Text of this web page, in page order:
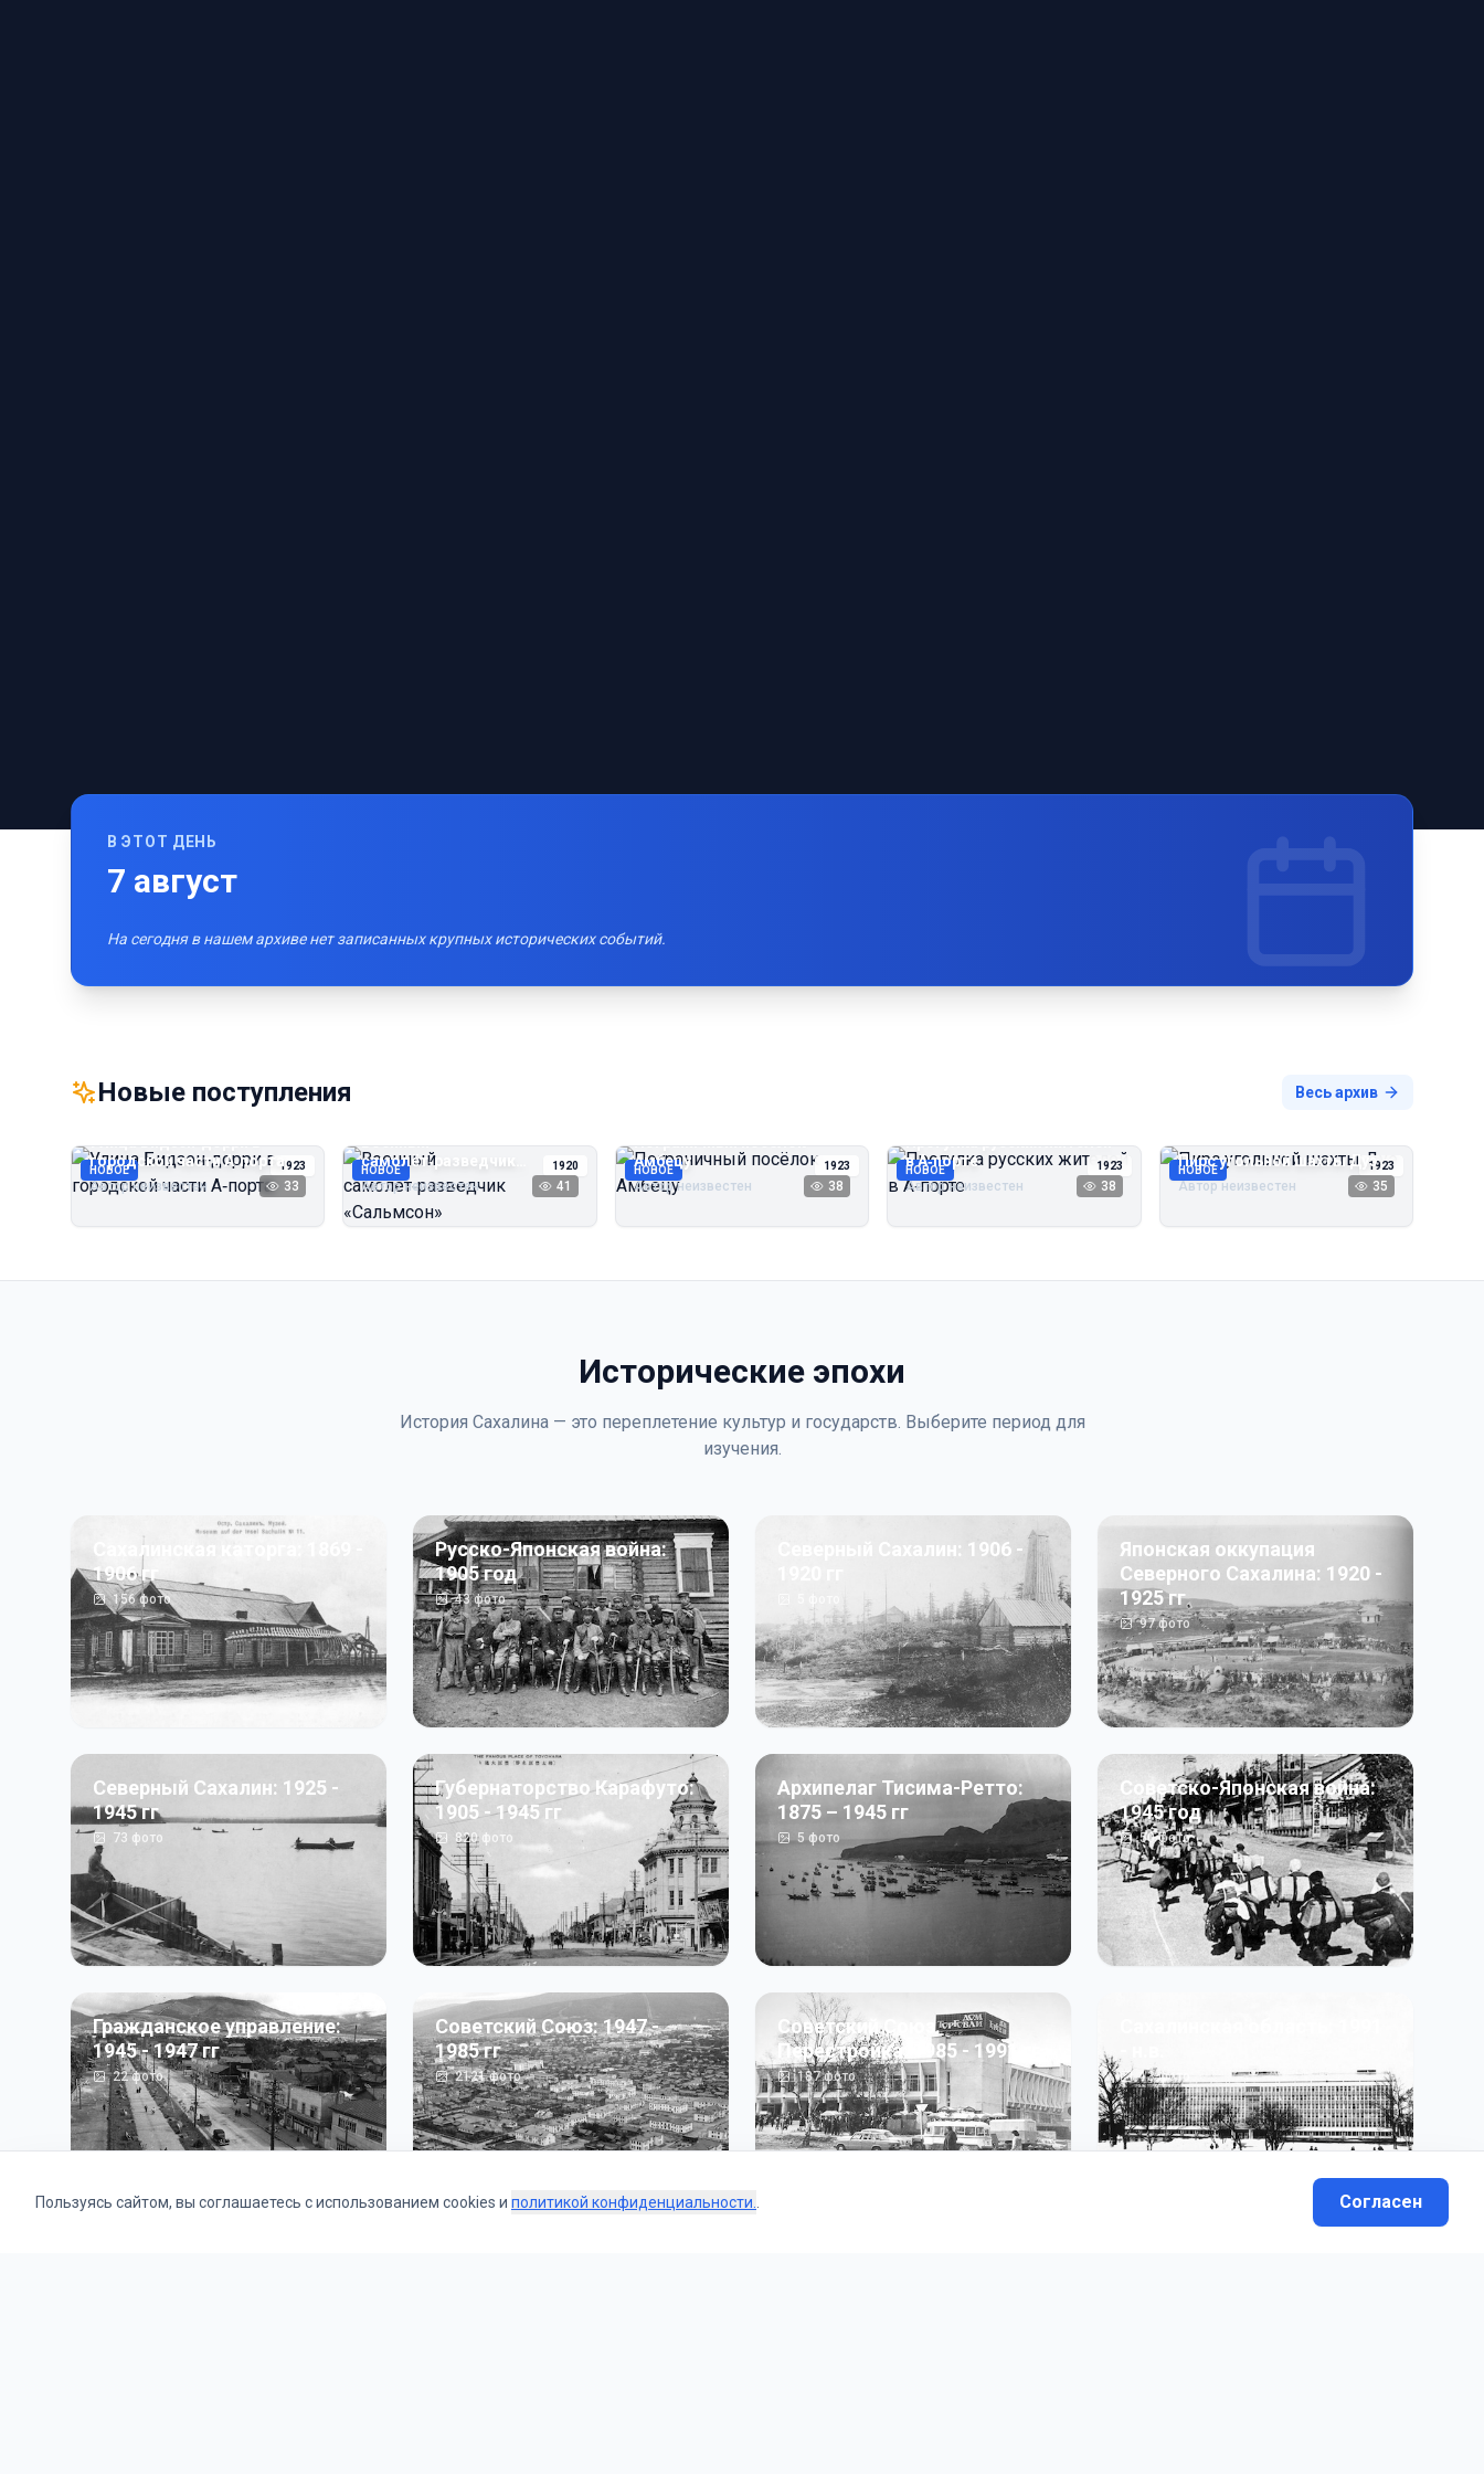
В ЭТОТ ДЕНЬ
7 август
На сегодня в нашем архиве нет записанных крупных исторических событий.
Новые поступления Весь архив
НОВОЕ 1923
Улица Бидзэн‑дорри в
городской части А‑порта
Автор неизвестен 33
НОВОЕ 1920
Военный
самолёт‑разведчик
«Сальмсон»
Автор неизвестен 41
НОВОЕ 1923
Пограничный посёлок
Амбецу
Автор неизвестен 38
НОВОЕ 1923
Прогулка русских жителей
в А‑порте
Автор неизвестен 38
НОВОЕ 1923
Пирс угольной шахты Дуэ
Автор неизвестен 35
Исторические эпохи
История Сахалина — это переплетение культур и государств. Выберите период для
изучения.
Сахалинская каторга: 1869 -
1906 гг
156фото
Русско-Японская война:
1905 год
43фото
Северный Сахалин: 1906 -
Японская оккупация
Северного Сахалина: 1920 -
1925 гг
97фото
Северный Сахалин: 1925 -
1945 гг
73 фото
Губернаторство Карафуто:
1905 - 1945 гг
820фото
Архипелаг Тисима-Ретто:
1875 – 1945 гг
5фото
Советско-Японская война:
1945 год
50фото
Гражданское управление:
1945 - 1947 гг
22фото
Советский Союз: 1947 -
1985 гг
2121фото
Советский Союз.
Перестройка: 1985 - 1991 гг
187фото 13фото
Пользуясь сайтом, вы соглашаетесь с использованием cookies и политикой конфиденциальности. Согласен